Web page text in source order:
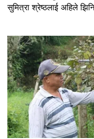
सुमित्रा श्रेष्ठलाई अहिले